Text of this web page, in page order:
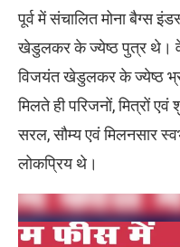
पूर्व में संचालित मोना बैग्स
खेडुलकर के ज्येष्ठ पुत्र थे।
विजयंत खेडुलकर के ज्येष्ठ
मिलते ही परिजनों, मित्रों
सरल, सौम्य एवं मिलनसार
लोकप्रिय थे।